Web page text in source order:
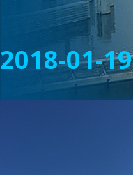
2018-01-